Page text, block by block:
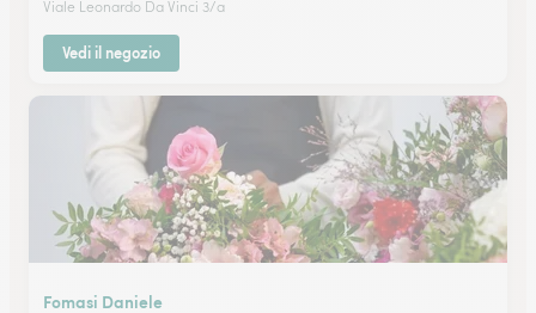
Viale Leonardo Da Vinci 3/a
Vedi il negozio
Fomasi Daniele